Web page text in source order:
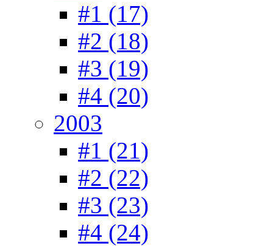
#1 (17)
#2 (18)
#3 (19)
#4 (20)
2003
#1 (21)
#2 (22)
#3 (23)
#4 (24)